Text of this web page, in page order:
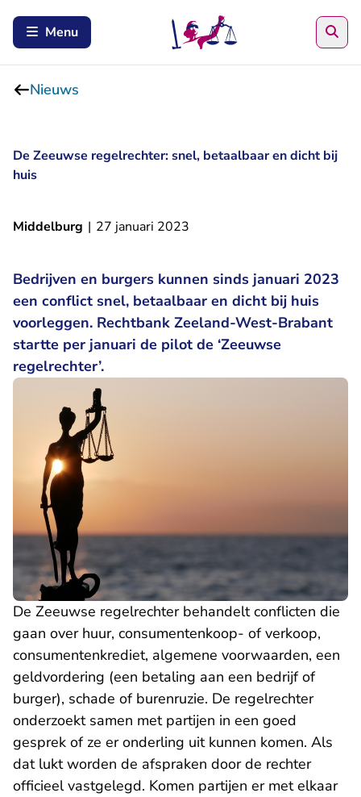
Menu
Nieuws
De Zeeuwse regelrechter: snel, betaalbaar en dicht bij
huis
Middelburg | 27 januari 2023
Bedrijven en burgers kunnen sinds januari 2023
een conflict snel, betaalbaar en dicht bij huis
voorleggen. Rechtbank Zeeland-West-Brabant
startte per januari de pilot de ‘Zeeuwse
regelrechter’.
De Zeeuwse regelrechter behandelt conflicten die
gaan over huur, consumentenkoop- of verkoop,
consumentenkrediet, algemene voorwaarden, een
geldvordering (een betaling aan een bedrijf of
burger), schade of burenruzie. De regelrechter
onderzoekt samen met partijen in een goed
gesprek of ze er onderling uit kunnen komen. Als
dat lukt worden de afspraken door de rechter
officieel vastgelegd. Komen partijen er met elkaar